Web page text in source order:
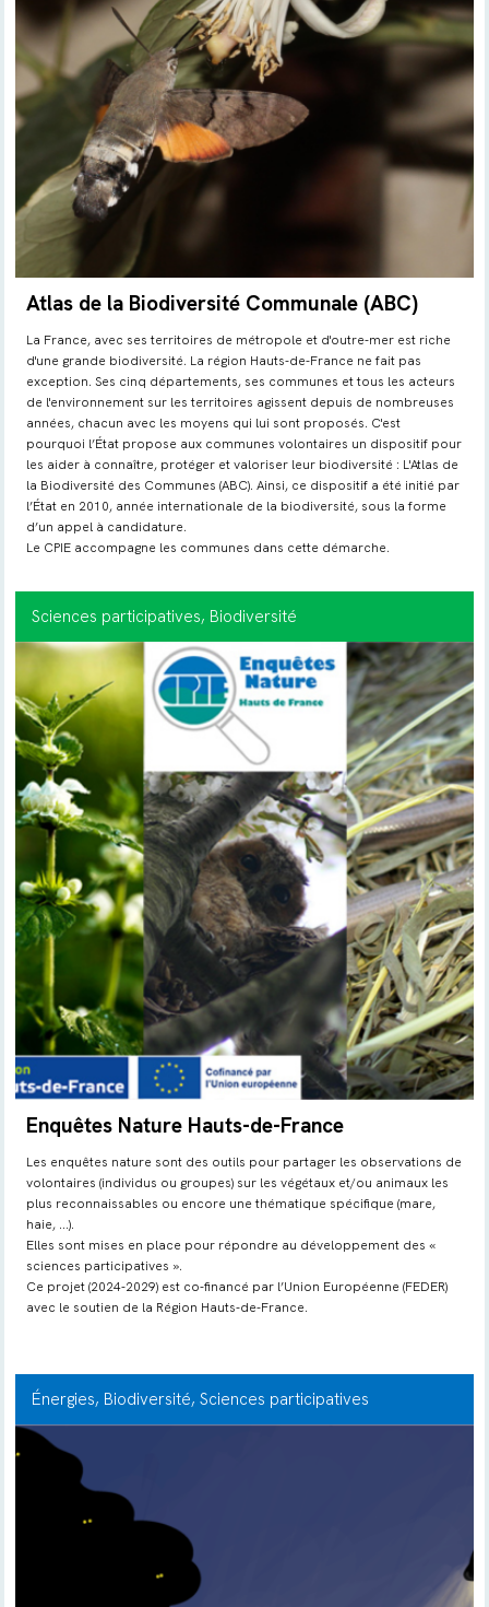
Atlas de la Biodiversité Communale (ABC)
La France, avec ses territoires de métropole et d'outre-mer est riche
d'une grande biodiversité. La région Hauts-de-France ne fait pas
exception. Ses cinq départements, ses communes et tous les acteurs
de l'environnement sur les territoires agissent depuis de nombreuses
années, chacun avec les moyens qui lui sont proposés. C'est
pourquoi l’État propose aux communes volontaires un dispositif pour
les aider à connaître, protéger et valoriser leur biodiversité : L'Atlas de
la Biodiversité des Communes (ABC). Ainsi, ce dispositif a été initié par
l’État en 2010, année internationale de la biodiversité, sous la forme
d’un appel à candidature.
Le CPIE accompagne les communes dans cette démarche.
Sciences participatives, Biodiversité
Enquêtes Nature Hauts-de-France
Les enquêtes nature sont des outils pour partager les observations de
volontaires (individus ou groupes) sur les végétaux et/ou animaux les
plus reconnaissables ou encore une thématique spécifique (mare,
haie, …).
Elles sont mises en place pour répondre au développement des «
sciences participatives ».
Ce projet (2024-2029) est co-financé par l’Union Européenne (FEDER)
avec le soutien de la Région Hauts-de-France.
Énergies, Biodiversité, Sciences participatives